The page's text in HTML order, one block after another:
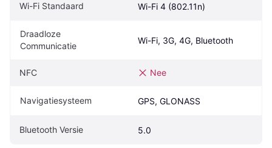
Wi-Fi Standaard Wi-Fi 4 (802.11n)
Draadloze
Communicatie
Wi-Fi, 3G, 4G, Bluetooth
NFC Nee
Navigatiesysteem GPS, GLONASS
Bluetooth Versie 5.0